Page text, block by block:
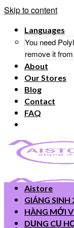
Skip to content
Languages
You need
remove it
About
Our Stores
Blog
Contact
FAQ
Aistore
GIÁNG SINH
HÀNG MỚI
DỤNG CỤ